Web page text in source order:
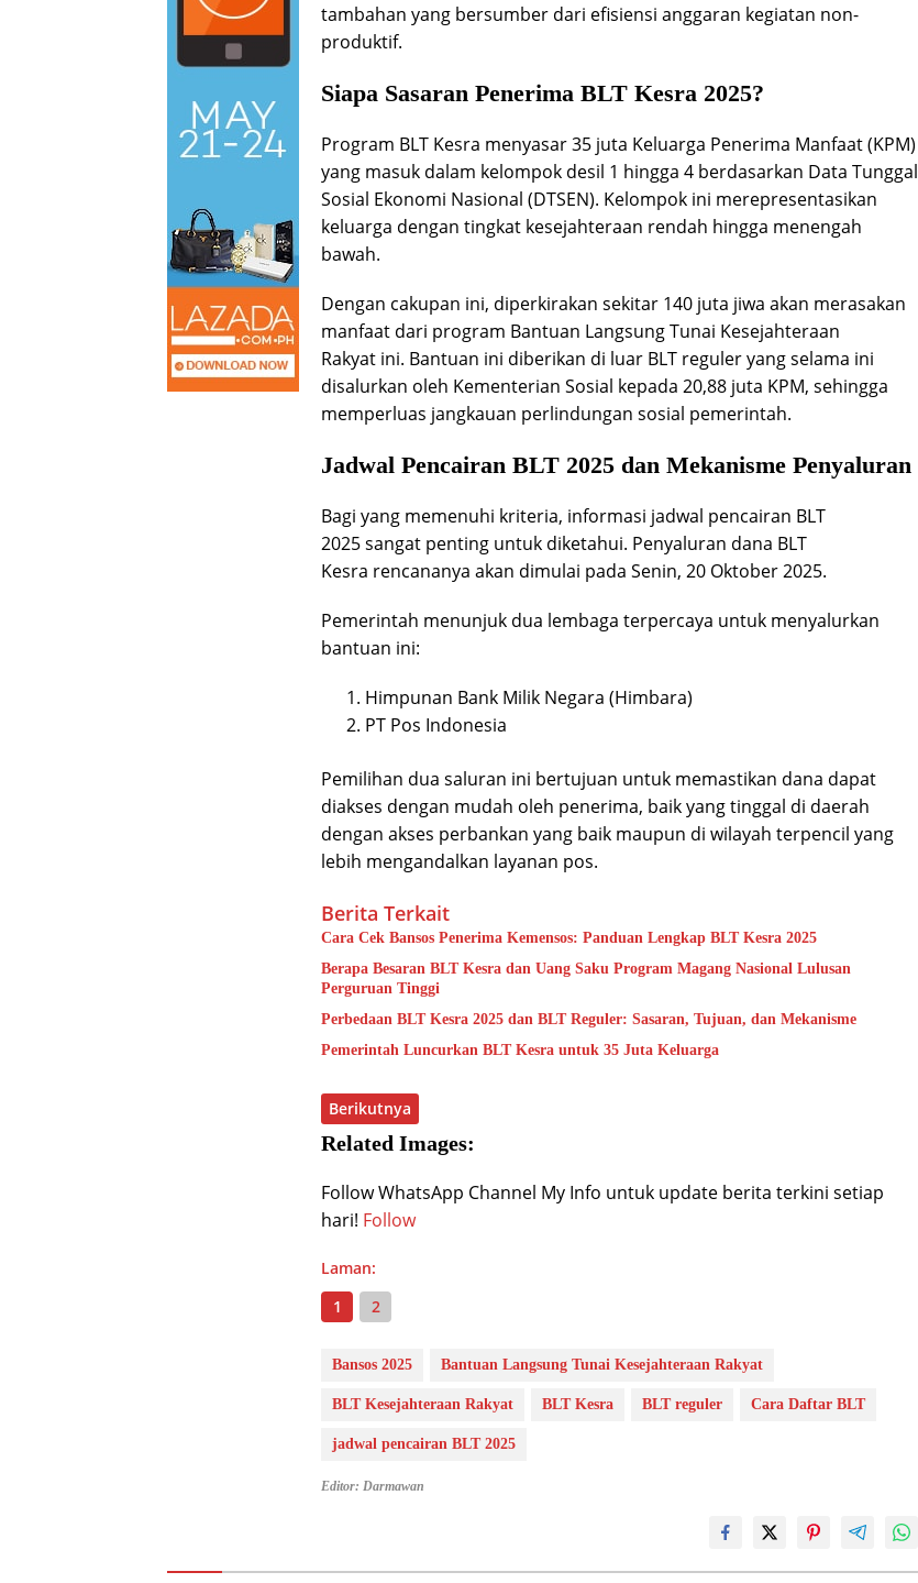
tambahan yang bersumber dari efisiensi anggaran kegiatan non-
produktif.
Siapa Sasaran Penerima BLT Kesra 2025?
Program BLT Kesra menyasar 35 juta Keluarga Penerima Manfaat (KPM)
yang masuk dalam kelompok desil 1 hingga 4 berdasarkan Data Tunggal
Sosial Ekonomi Nasional (DTSEN). Kelompok ini merepresentasikan
keluarga dengan tingkat kesejahteraan rendah hingga menengah
bawah.
Dengan cakupan ini, diperkirakan sekitar 140 juta jiwa akan merasakan
manfaat dari program Bantuan Langsung Tunai Kesejahteraan
Rakyat ini. Bantuan ini diberikan di luar BLT reguler yang selama ini
disalurkan oleh Kementerian Sosial kepada 20,88 juta KPM, sehingga
memperluas jangkauan perlindungan sosial pemerintah.
Jadwal Pencairan BLT 2025 dan Mekanisme Penyaluran
Bagi yang memenuhi kriteria, informasi jadwal pencairan BLT
2025 sangat penting untuk diketahui. Penyaluran dana BLT
Kesra rencananya akan dimulai pada Senin, 20 Oktober 2025.
Pemerintah menunjuk dua lembaga terpercaya untuk menyalurkan
bantuan ini:
Himpunan Bank Milik Negara (Himbara)
PT Pos Indonesia
Pemilihan dua saluran ini bertujuan untuk memastikan dana dapat
diakses dengan mudah oleh penerima, baik yang tinggal di daerah
dengan akses perbankan yang baik maupun di wilayah terpencil yang
lebih mengandalkan layanan pos.
Berita Terkait
Cara Cek Bansos Penerima Kemensos: Panduan Lengkap BLT Kesra 2025
Berapa Besaran BLT Kesra dan Uang Saku Program Magang Nasional Lulusan
Perguruan Tinggi
Perbedaan BLT Kesra 2025 dan BLT Reguler: Sasaran, Tujuan, dan Mekanisme
Pemerintah Luncurkan BLT Kesra untuk 35 Juta Keluarga
Berikutnya
Related Images:
Follow WhatsApp Channel My Info untuk update berita terkini setiap
hari! Follow
Laman:
1
2
Bansos 2025 Bantuan Langsung Tunai Kesejahteraan Rakyat
BLT Kesejahteraan Rakyat BLT Kesra BLT reguler Cara Daftar BLT
jadwal pencairan BLT 2025
Editor: Darmawan